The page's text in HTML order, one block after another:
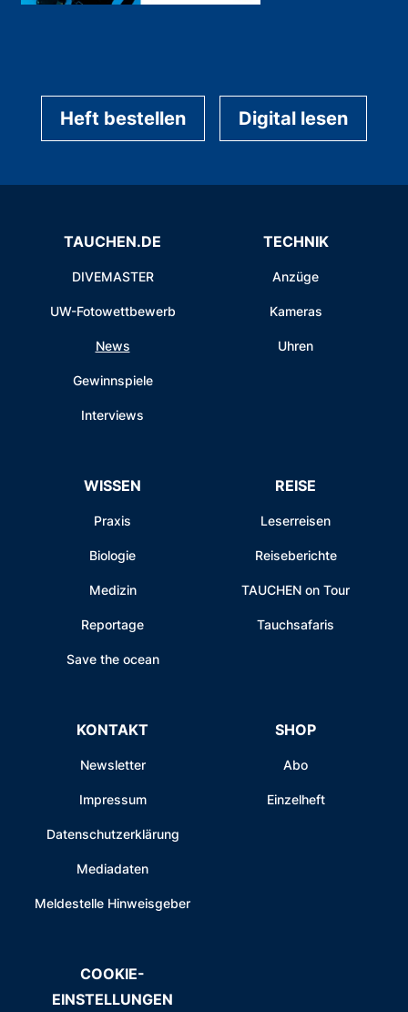
Heft bestellen Digital lesen
TAUCHEN.DE
DIVEMASTER
UW-Fotowettbewerb
News
Gewinnspiele
Interviews
TECHNIK
Anzüge
Kameras
Uhren
WISSEN
Praxis
Biologie
Medizin
Reportage
Save the ocean
REISE
Leserreisen
Reiseberichte
TAUCHEN on Tour
Tauchsafaris
KONTAKT
Newsletter
Impressum
Datenschutzerklärung
Mediadaten
Meldestelle Hinweisgeber
SHOP
Abo
Einzelheft
COOKIE-
EINSTELLUNGEN